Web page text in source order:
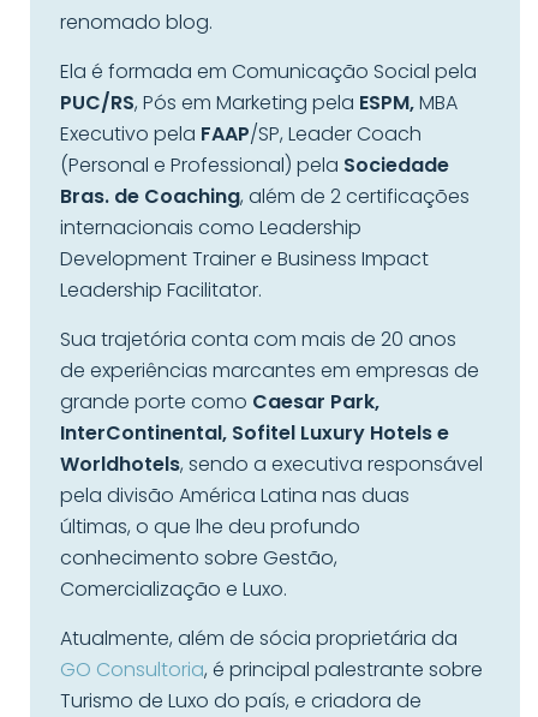
renomado blog.
Ela é formada em Comunicação Social pela
PUC/RS, Pós em Marketing pela ESPM,MBA
Executivo pela FAAP/SP, Leader Coach
(Personal e Professional) pela Sociedade
Bras. de Coaching, além de 2 certificações
internacionais como Leadership
Development Trainer e Business Impact
Leadership Facilitator.
Sua trajetória conta com mais de 20 anos
de experiências marcantes em empresas de
grande porte como Caesar Park,
InterContinental, Sofitel Luxury Hotels e
Worldhotels, sendo a executiva responsável
pela divisão América Latina nas duas
últimas, o que lhe deu profundo
conhecimento sobre Gestão,
Comercialização e Luxo.
Atualmente, além de sócia proprietária da
GO Consultoria, é principal palestrante sobre
Turismo de Luxo do país, e criadora de